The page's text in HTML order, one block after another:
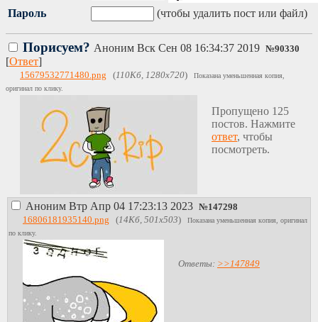
Пароль (чтобы удалить пост или файл)
Порисуем? Аноним Вск Сен 08 16:34:37 2019 №90330
[Ответ]
15679532771480.png (110Кб, 1280x720)
Показана уменьшенная копия,
оригинал по клику.
Пропущено 125
постов. Нажмите
ответ, чтобы
посмотреть.
Аноним Втр Апр 04 17:23:13 2023 №147298
16806181935140.png (14Кб, 501x503)
Показана уменьшенная копия, оригинал
по клику.
Ответы: >>147849